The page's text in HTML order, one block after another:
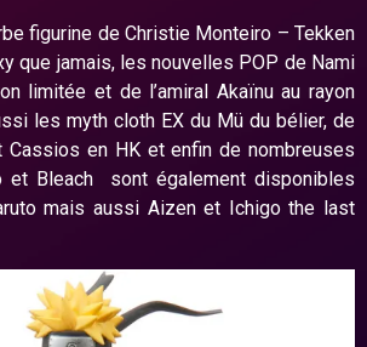
figurine de Christie Monteiro – Tekken
que jamais, les nouvelles POP de Nami
limitée et de l’amiral Akaïnu au rayon
les myth cloth EX du Mü du bélier, de
Cassios en HK et enfin de nombreuses
et Bleach sont également disponibles
mais aussi Aizen et Ichigo the last